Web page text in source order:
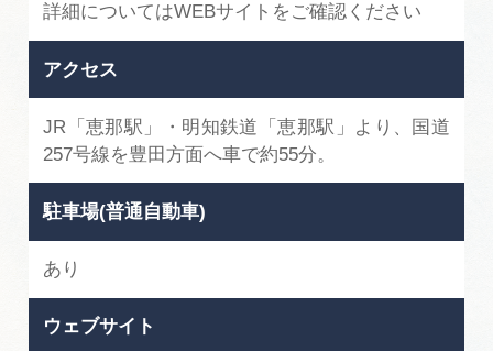
詳細についてはWEBサイトをご確認ください
アクセス
JR「恵那駅」・明知鉄道「恵那駅」より、国道
257号線を豊田方面へ車で約55分。
駐車場(普通自動車)
あり
ウェブサイト